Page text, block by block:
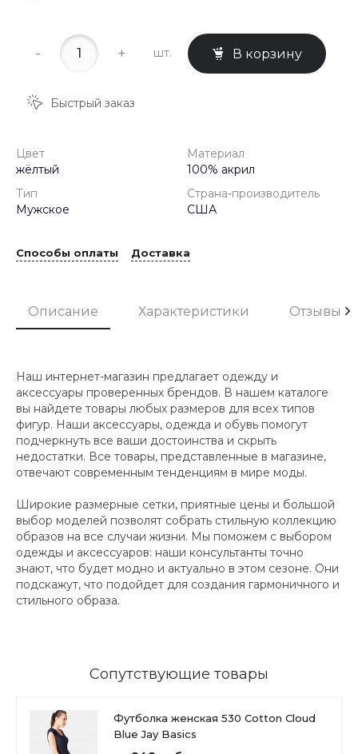
- + шт. В корзину
Быстрый заказ
Цвет
жёлтый
Материал
100% акрил
Тип
Мужское
Страна-производитель
США
Способы оплаты Доставка
Описание Характеристики Отзывы
Наш интернет-магазин предлагает одежду и
аксессуары проверенных брендов. В нашем каталоге
вы найдете товары любых размеров для всех типов
фигур. Наши аксессуары, одежда и обувь помогут
подчеркнуть все ваши достоинства и скрыть
недостатки. Все товары, представленные в магазине,
отвечают современным тенденциям в мире моды.
Широкие размерные сетки, приятные цены и большой
выбор моделей позволят собрать стильную коллекцию
образов на все случаи жизни. Мы поможем с выбором
одежды и аксессуаров: наши консультанты точно
знают, что будет модно и актуально в этом сезоне. Они
подскажут, что подойдет для создания гармоничного и
стильного образа.
Сопутствующие товары
Футболка женская 530 Cotton Cloud
Blue Jay Basics